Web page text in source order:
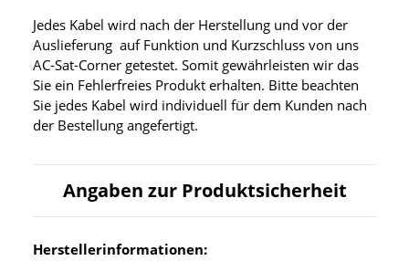
Jedes Kabel wird nach der Herstellung und vor der
Auslieferung auf Funktion und Kurzschluss von uns
AC-Sat-Corner getestet. Somit gewährleisten wir das
Sie ein Fehlerfreies Produkt erhalten. Bitte beachten
Sie jedes Kabel wird individuell für dem Kunden nach
der Bestellung angefertigt.
Angaben zur Produktsicherheit
Herstellerinformationen: